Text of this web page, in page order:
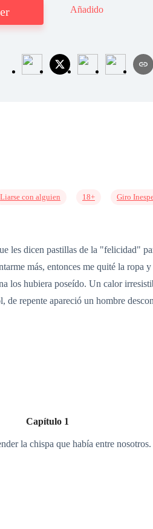
Añadido
Liarse con alguien 18+ Giro
les dicen pastillas de la "felicidad"
más, entonces me quité la ropa
los hubiera poseído. Un calor
de repente apareció un hombre
Capítulo 1
la chispa que había entre nosotros.